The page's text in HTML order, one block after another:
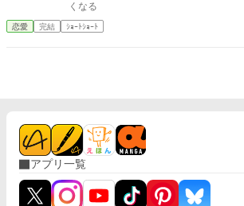
くなる
恋愛 完結 ｼｮｰﾄｼｮｰﾄ
アプリ一覧